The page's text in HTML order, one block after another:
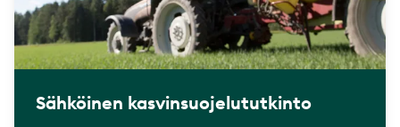
Sähköinen kasvinsuojelututkinto